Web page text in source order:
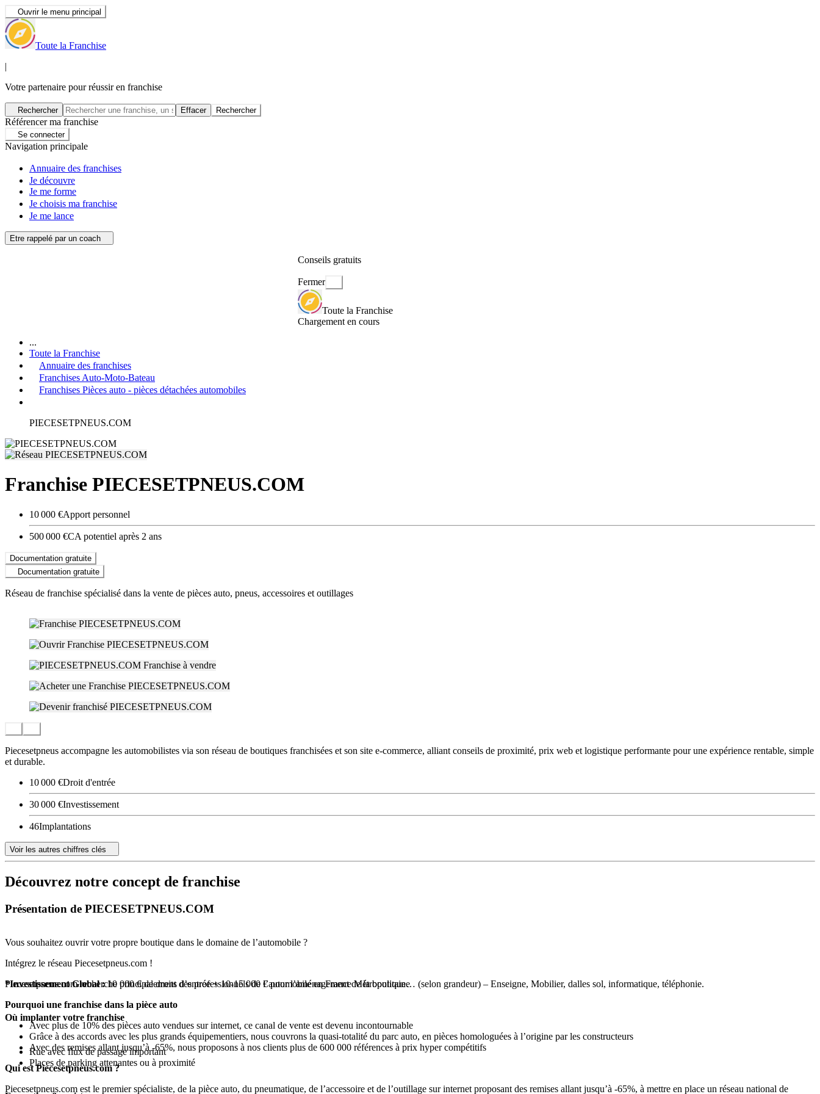
Ouvrir le menu principal
Toute la Franchise
|
Votre partenaire pour réussir en franchise
Rechercher Effacer Rechercher
Référencer ma franchise
Se connecter
Navigation principale
Annuaire des franchises
Je découvre
Je me forme
Je choisis ma franchise
Je me lance
Etre rappelé par un coach
Conseils gratuits
Fermer
Toute la Franchise
Chargement en cours
...
Toute la Franchise
Annuaire des franchises
Franchises Auto-Moto-Bateau
Franchises Pièces auto - pièces détachées automobiles
PIECESETPNEUS.COM
Franchise PIECESETPNEUS.COM
10 000 €Apport personnel
500 000 €CA potentiel après 2 ans
Documentation gratuite
Documentation gratuite
Réseau de franchise spécialisé dans la vente de pièces auto, pneus, accessoires et outillages
Piecesetpneus accompagne les automobilistes via son réseau de boutiques franchisées et son site e-commerce, alliant conseils de proximité, prix web et logistique performante pour une expérience rentable, simple
et durable.
10 000 €Droit d'entrée
30 000 €Investissement
46Implantations
Voir les autres chiffres clés
Découvrez notre concept de franchise
Présentation de PIECESETPNEUS.COM
Vous souhaitez ouvrir votre propre boutique dans le domaine de l’automobile ?
Intégrez le réseau Piecesetpneus.com !
Piecesetpneus.com recherche principalement des professionnels de l’automobile en France Métropolitaine
Pourquoi une franchise dans la pièce auto
Avec plus de 10% des pièces auto vendues sur internet, ce canal de vente est devenu incontournable
Grâce à des accords avec les plus grands équipementiers, nous couvrons la quasi-totalité du parc auto, en pièces homologuées à l’origine par les constructeurs
Avec des remises allant jusqu’à -65%, nous proposons à nos clients plus de 600 000 références à prix hyper compétitifs
Qui est Piecesetpneus.com ?
Piecesetpneus.com est le premier spécialiste, de la pièce auto, du pneumatique, de l’accessoire et de l’outillage sur internet proposant des remises allant jusqu’à -65%, à mettre en place un réseau national de
*Investissement Global :10 000 € de droits d’entrée + 10-15 000 € pour l’aménagement de la boutique… (selon grandeur) – Enseigne, Mobilier, dalles sol, informatique, téléphonie.
Où implanter votre franchise
Rue avec flux de passage important
Places de parking attenantes ou à proximité